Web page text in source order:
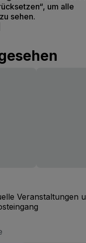
um alle
sehen.
Veranstaltungen